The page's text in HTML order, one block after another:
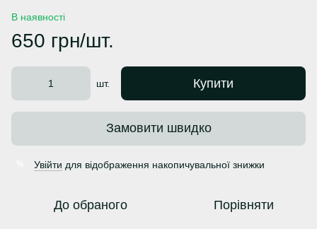
В наявності
650 грн/шт.
шт. Купити
Замовити швидко
Увійти для відображення накопичувальної знижки
До обраного Порівняти